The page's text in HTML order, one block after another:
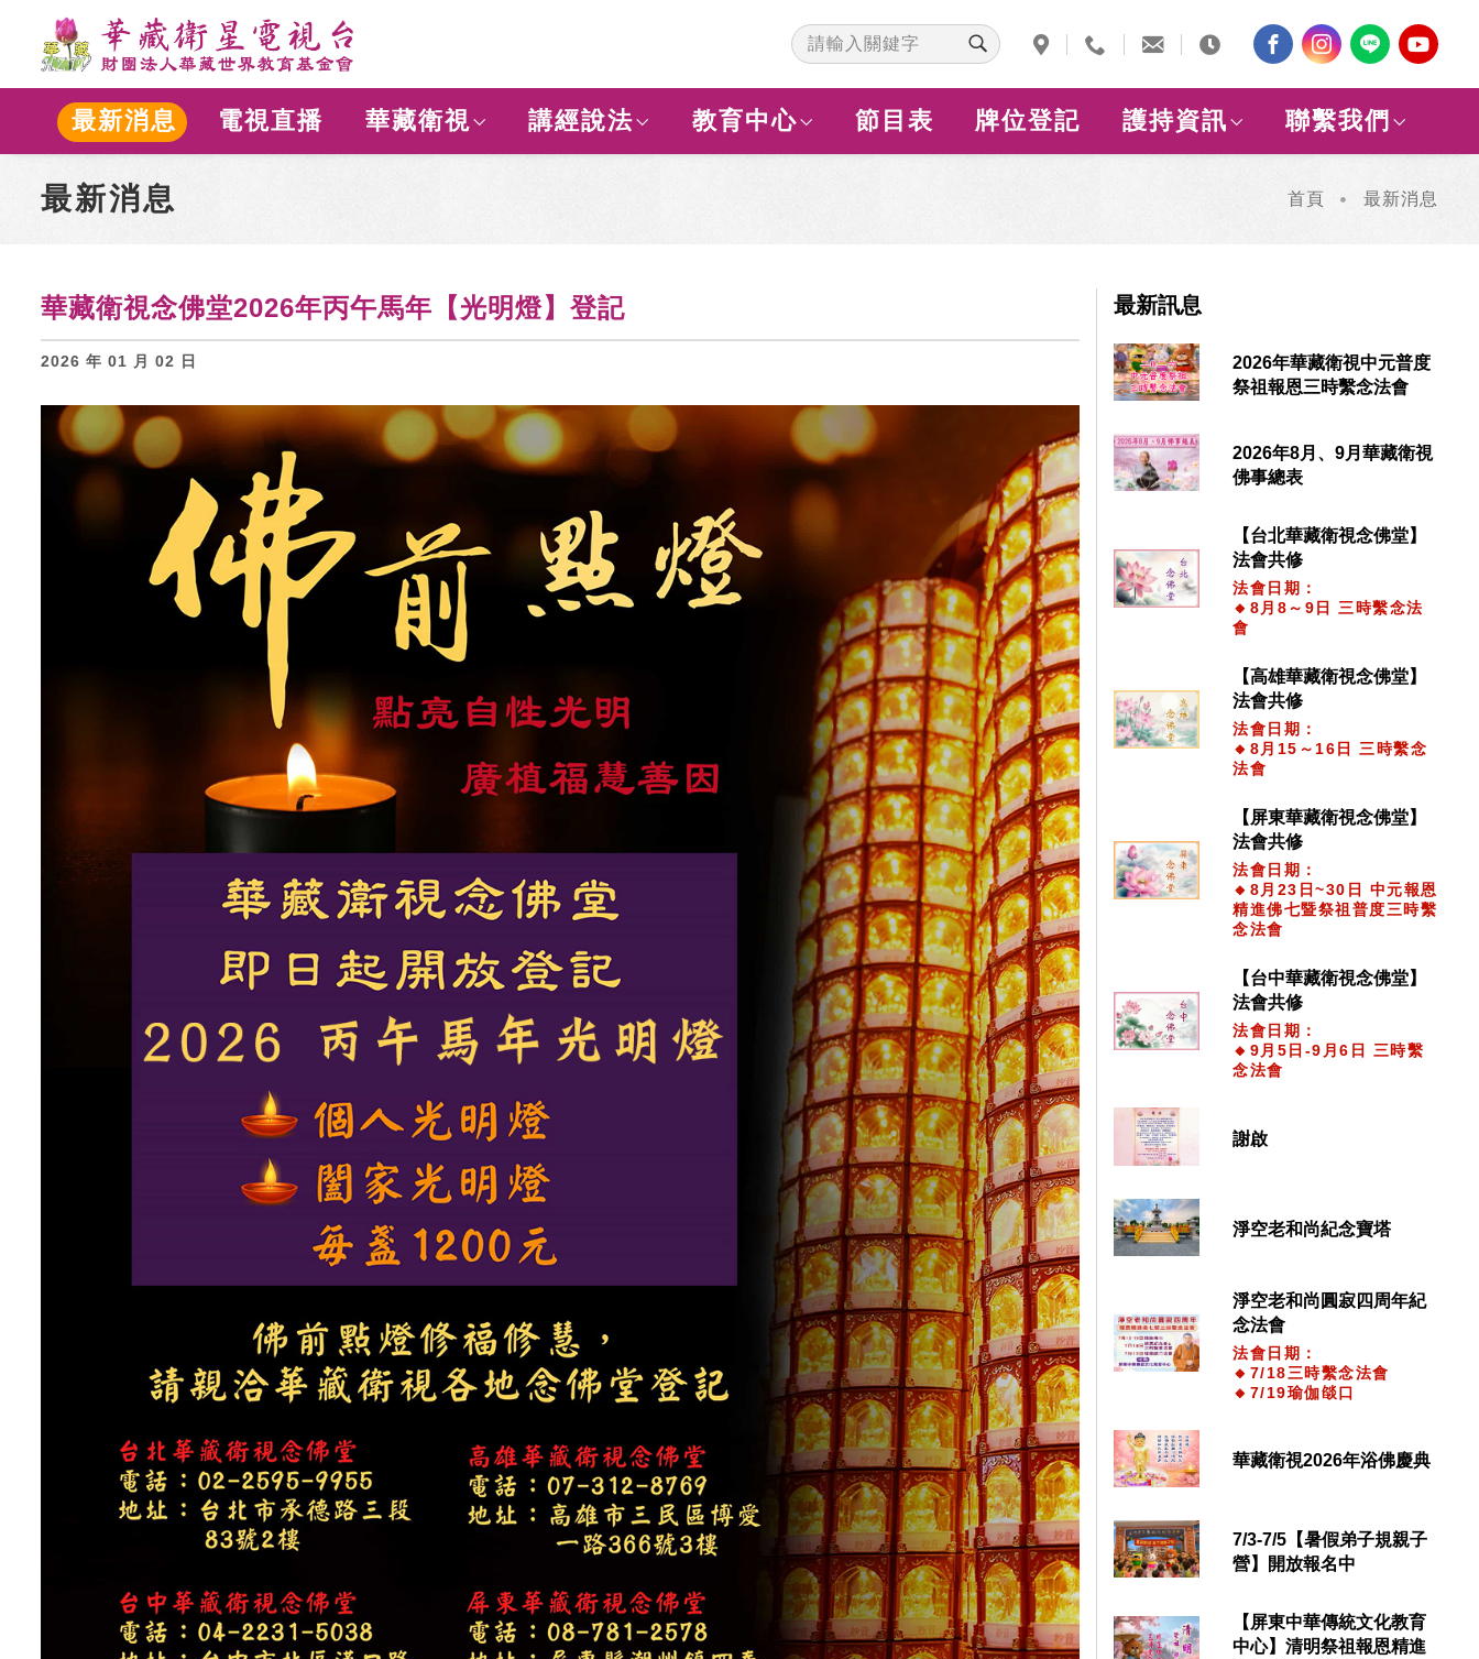
最新消息 電視直播 華藏衛視 講經說法 教育中心 節目表 牌位登記 護持資訊 聯繫我們
最新消息 首頁 最新消息
華藏衛視念佛堂2026年丙午馬年【光明燈】登記
2026 年 01 月 02 日
最新訊息
2026年華藏衛視中元普度
祭祖報恩三時繫念法會
2026年8月、9月華藏衛視
佛事總表
【台北華藏衛視念佛堂】
法會共修
法會日期：
🔸8月8～9日 三時繫念法
會
【高雄華藏衛視念佛堂】
法會共修
法會日期：
🔸8月15～16日 三時繫念
法會
【屏東華藏衛視念佛堂】
法會共修
法會日期：
🔸8月23日~30日 中元報恩
精進佛七暨祭祖普度三時繫
念法會
【台中華藏衛視念佛堂】
法會共修
法會日期：
🔸9月5日-9月6日 三時繫
念法會
謝啟
淨空老和尚紀念寶塔
淨空老和尚圓寂四周年紀
念法會
法會日期：
🔸7/18三時繫念法會
🔸7/19瑜伽燄口
華藏衛視2026年浴佛慶典
7/3-7/5【暑假弟子規親子
營】開放報名中
【屏東中華傳統文化教育
中心】清明祭祖報恩精進